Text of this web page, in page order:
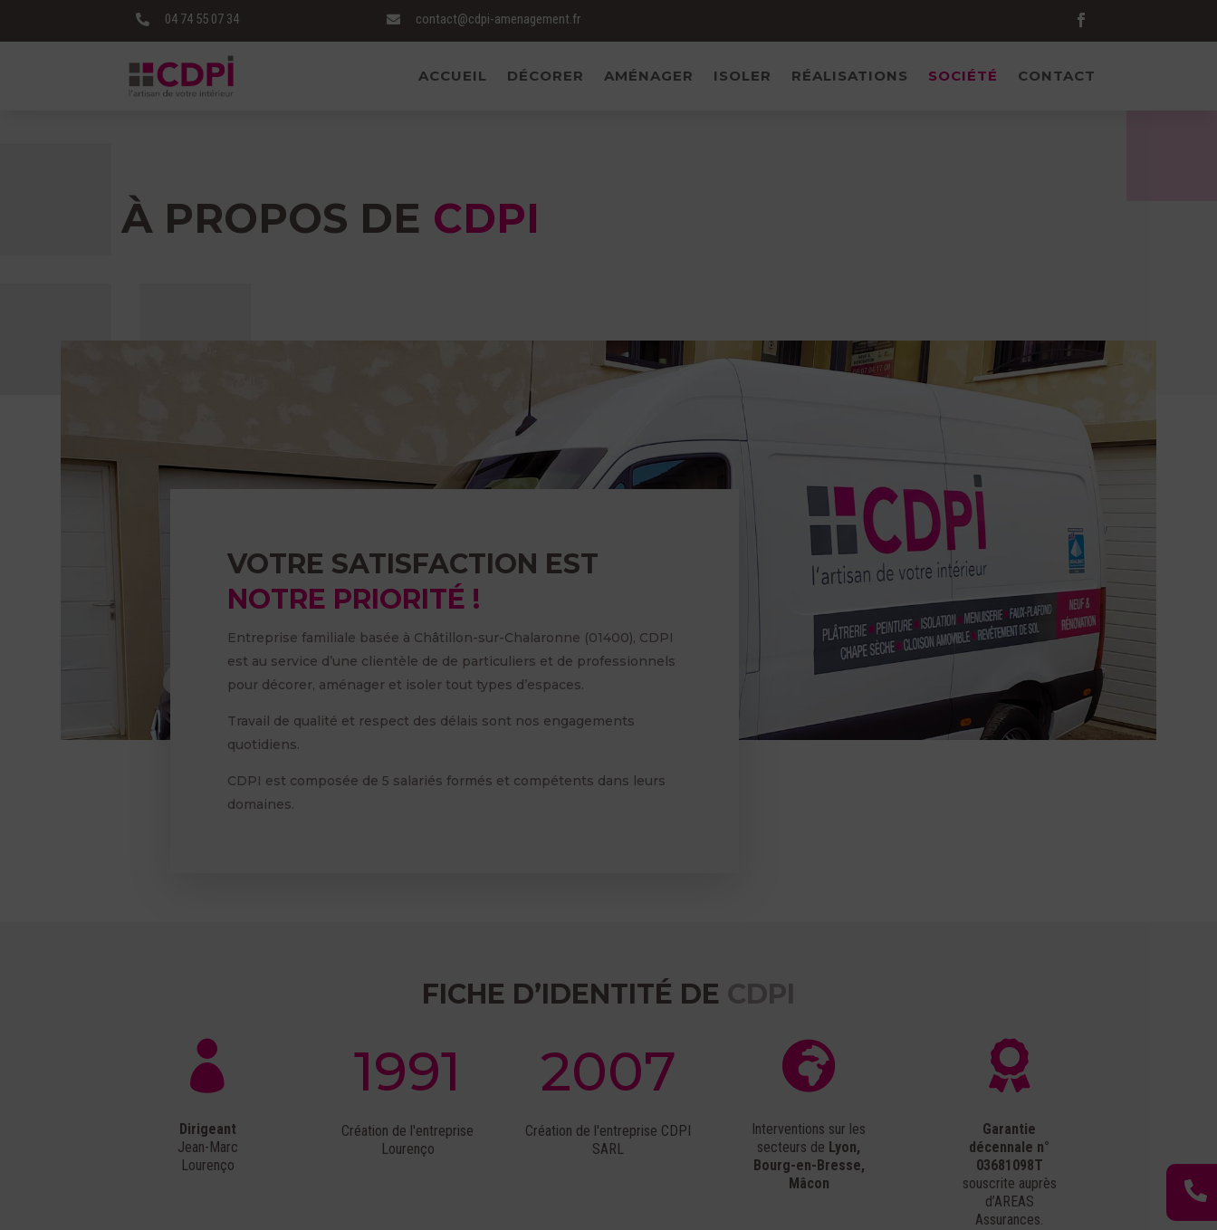
 04 74 55 07 34  contact@cdpi-amenagement.fr
ACCUEIL DÉCORER AMÉNAGER ISOLER RÉALISATIONS SOCIÉTÉ CONTACT
À PROPOS DE CDPI
VOTRE SATISFACTION EST
NOTRE PRIORITÉ !
Entreprise familiale basée à Châtillon-sur-Chalaronne (01400), CDPI
est au service d’une clientèle de de particuliers et de professionnels
pour décorer, aménager et isoler tout types d’espaces.
Travail de qualité et respect des délais sont nos engagements
quotidiens.
CDPI est composée de 5 salariés formés et compétents dans leurs
domaines.

FICHE D’IDENTITÉ DE CDPI

Dirigeant
Jean-Marc
Lourenço
1991
Création de l'entreprise
Lourenço
2007
Création de l'entreprise CDPI
SARL

Interventions sur les
secteurs de Lyon,
Bourg-en-Bresse,
Mâcon

Garantie
décennale n°
03681098T
souscrite auprès
d’AREAS
Assurances.